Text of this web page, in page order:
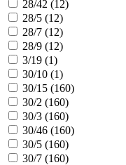
28/42 (12)
28/5 (12)
28/7 (12)
28/9 (12)
3/19 (1)
30/10 (1)
30/15 (160)
30/2 (160)
30/3 (160)
30/46 (160)
30/5 (160)
30/7 (160)